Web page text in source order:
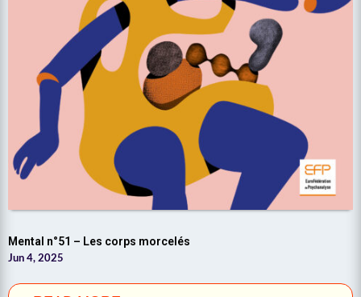
Mental n°51 – Les corps morcelés
Jun 4, 2025